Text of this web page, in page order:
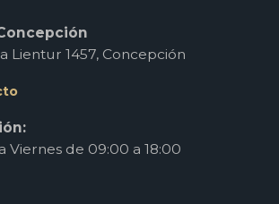
Lientur 1457, Concepción
Viernes de 09:00 a 18:00